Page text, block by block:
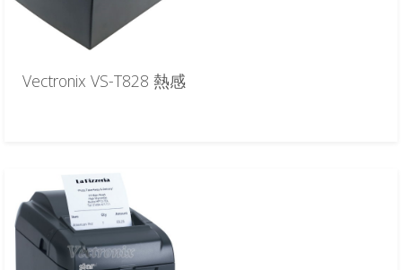
Vectronix VS-T828 熱感